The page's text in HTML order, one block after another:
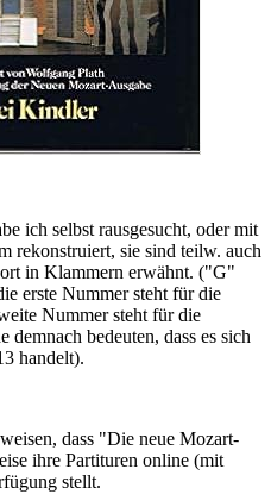
ich selbst rausgesucht, oder mit
rekonstruiert, sie sind teilw. auch
in Klammern erwähnt. ("G"
erste Nummer steht für die
Nummer steht für die
bedeuten, dass es sich
handelt).
dass "Die neue Mozart-
ihre Partituren online (mit
stellt.